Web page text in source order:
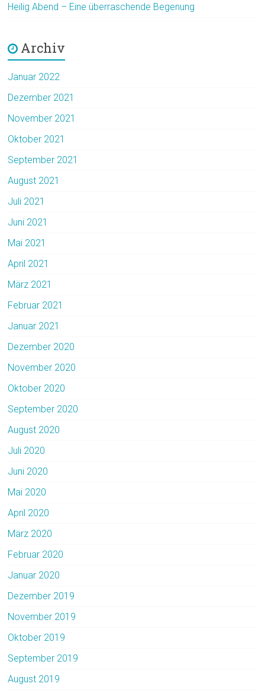
Heilig Abend – Eine überraschende Begenung
Archiv
Januar 2022
Dezember 2021
November 2021
Oktober 2021
September 2021
August 2021
Juli 2021
Juni 2021
Mai 2021
April 2021
März 2021
Februar 2021
Januar 2021
Dezember 2020
November 2020
Oktober 2020
September 2020
August 2020
Juli 2020
Juni 2020
Mai 2020
April 2020
März 2020
Februar 2020
Januar 2020
Dezember 2019
November 2019
Oktober 2019
September 2019
August 2019